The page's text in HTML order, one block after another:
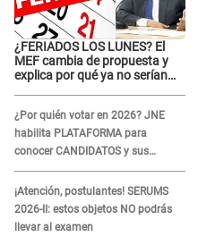
¿FERIADOS LOS LUNES? El
MEF cambia de propuesta y
explica por qué ya no serían
¿Por quién votar en 2026? JNE
habilita PLATAFORMA para
conocer CANDIDATOS y sus
propuestas
¡Atención, postulantes! SERUMS
2026-II: estos objetos NO podrás
llevar al examen